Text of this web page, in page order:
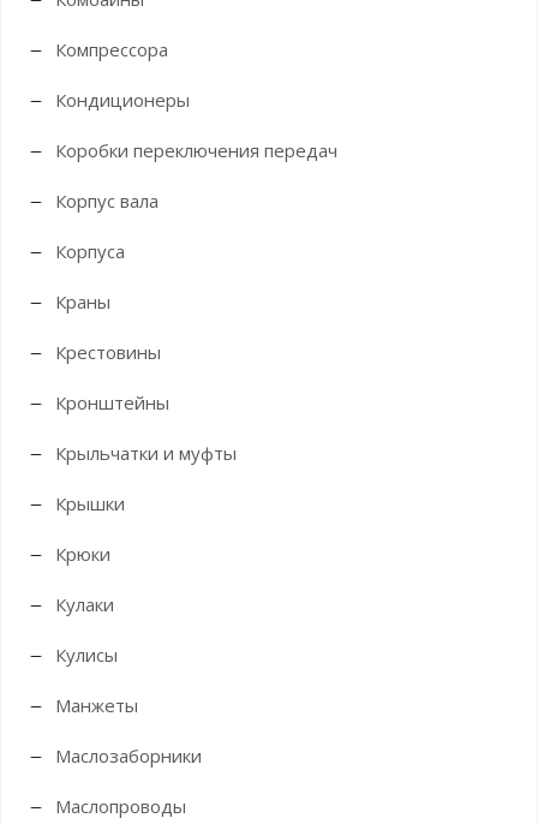
Компрессора
Кондиционеры
Коробки переключения передач
Корпус вала
Корпуса
Краны
Крестовины
Кронштейны
Крыльчатки и муфты
Крышки
Крюки
Кулаки
Кулисы
Манжеты
Маслозаборники
Маслопроводы